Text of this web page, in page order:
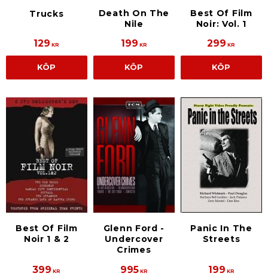
Trucks
129 KR
KÖP
Death On The
Nile
199 KR
KÖP
Best Of Film
Noir: Vol. 1
299 KR
KÖP
Best Of Film
Noir 1 & 2
399 KR
Glenn Ford -
Undercover
Crimes
995KR
Panic In The
Streets
199 KR